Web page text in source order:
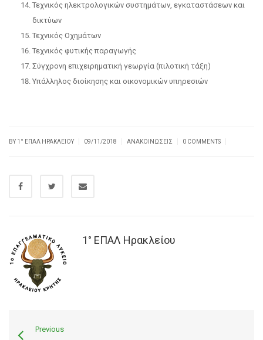
Τεχνικός ηλεκτρολογικών συστημάτων, εγκαταστάσεων και
δικτύων
Τεχνικός Οχημάτων
Τεχνικός φυτικής παραγωγής
Σύγχρονη επιχειρηματική γεωργία (πιλοτική τάξη)
Υπάλληλος διοίκησης και οικονομικών υπηρεσιών
BY1° ΕΠΑΛ ΗΡΑΚΛΕΊΟΥ 09/11/2018 ΑΝΑΚΟΙΝΏΣΕΙΣ 0 COMMENTS
1° ΕΠΑΛ Ηρακλείου
Previous